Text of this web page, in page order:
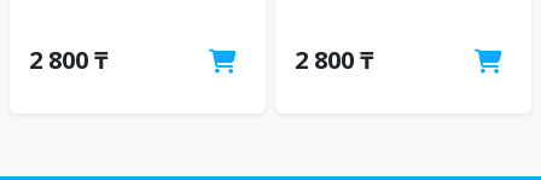
2 800 ₸ 2 800 ₸